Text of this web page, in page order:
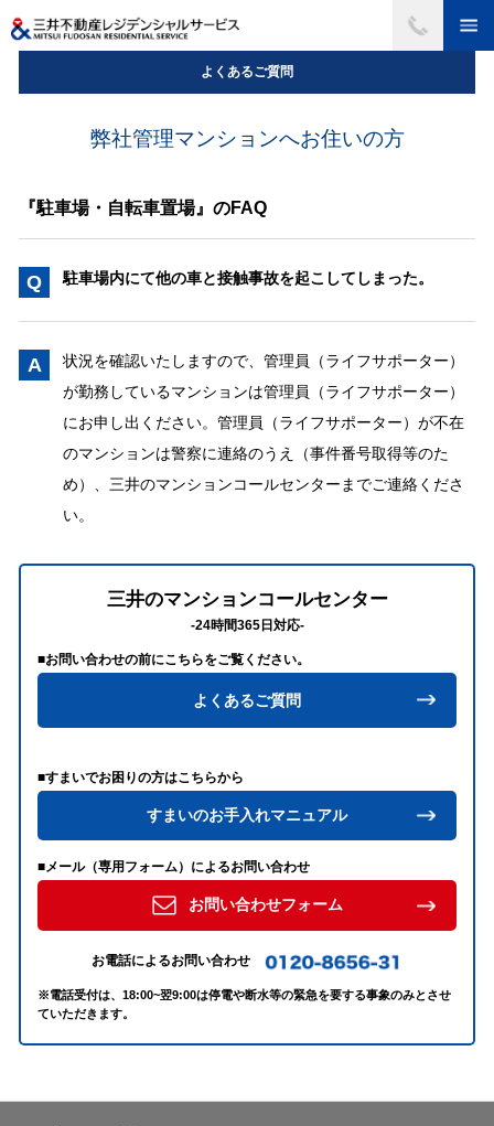
よくあるご質問
弊社管理マンションへお住いの方
『駐車場・自転車置場』のFAQ
Q 駐車場内にて他の車と接触事故を起こしてしまった。
A
状況を確認いたしますので、管理員（ライフサポーター）
が勤務しているマンションは管理員（ライフサポーター）
にお申し出ください。管理員（ライフサポーター）が不在
のマンションは警察に連絡のうえ（事件番号取得等のた
め）、三井のマンションコールセンターまでご連絡くださ
い。
三井のマンションコールセンター
-24時間365日対応-
■お問い合わせの前にこちらをご覧ください。
よくあるご質問
■すまいでお困りの方はこちらから
すまいのお手入れマニュアル
■メール（専用フォーム）によるお問い合わせ
お問い合わせフォーム
お電話によるお問い合わせ
※電話受付は、18:00~翌9:00は停電や断水等の緊急を要する事象のみとさせ
ていただきます。